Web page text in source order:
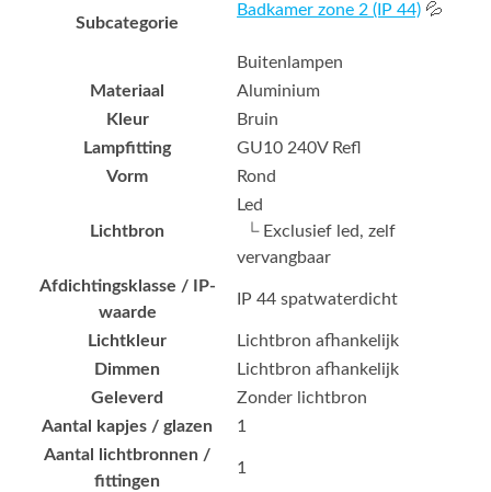
Subcategorie
Badkamer zone 2 (IP 44) 💦
Buitenlampen
Materiaal
Aluminium
Kleur
Bruin
Lampfitting
GU10 240V Refl
Vorm
Rond
Lichtbron
Led
└ Exclusief led, zelf
vervangbaar
Afdichtingsklasse / IP-
waarde
IP 44 spatwaterdicht
Lichtkleur
Lichtbron afhankelijk
Dimmen
Lichtbron afhankelijk
Geleverd
Zonder lichtbron
Aantal kapjes / glazen
1
Aantal lichtbronnen /
fittingen
1